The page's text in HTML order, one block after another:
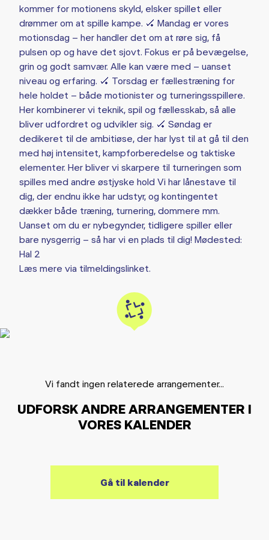
kommer for motionens skyld, elsker spillet eller
drømmer om at spille kampe. 🏑 Mandag er vores
motionsdag – her handler det om at røre sig, få
pulsen op og have det sjovt. Fokus er på bevægelse,
grin og godt samvær. Alle kan være med – uanset
niveau og erfaring. 🏑 Torsdag er fællestræning for
hele holdet – både motionister og turneringsspillere.
Her kombinerer vi teknik, spil og fællesskab, så alle
bliver udfordret og udvikler sig. 🏑 Søndag er
dedikeret til de ambitiøse, der har lyst til at gå til den
med høj intensitet, kampforberedelse og taktiske
elementer. Her bliver vi skarpere til turneringen som
spilles med andre østjyske hold Vi har lånestave til
dig, der endnu ikke har udstyr, og kontingentet
dækker både træning, turnering, dommere mm.
Uanset om du er nybegynder, tidligere spiller eller
bare nysgerrig – så har vi en plads til dig! Mødested:
Hal 2
Læs mere via tilmeldingslinket.
Vi fandt ingen relaterede arrangementer...
UDFORSK ANDRE ARRANGEMENTER I
VORES KALENDER
Gå til kalender